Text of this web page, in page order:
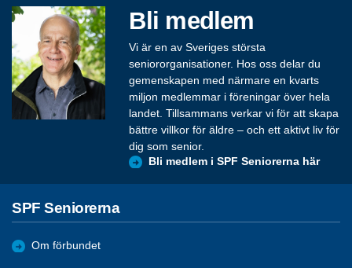
Bli medlem
Vi är en av Sveriges största
seniororganisationer. Hos oss delar du
gemenskapen med närmare en kvarts
miljon medlemmar i föreningar över hela
landet. Tillsammans verkar vi för att skapa
bättre villkor för äldre – och ett aktivt liv för
dig som senior.
Bli medlem i SPF Seniorerna här
SPF Seniorerna
Om förbundet